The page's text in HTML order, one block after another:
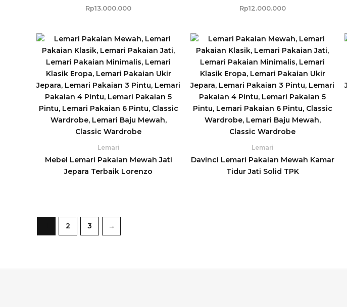
Rp13.000.000 Rp12.000.000
Lemari
Mebel Lemari Pakaian Mewah Jati
Jepara Terbaik Lorenzo
Lemari
Davinci Lemari Pakaian Mewah Kamar
Tidur Jati Solid TPK
2 3 →